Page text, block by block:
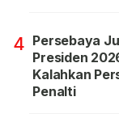
4 Persebaya
Presiden
Kalahkan
Penalti